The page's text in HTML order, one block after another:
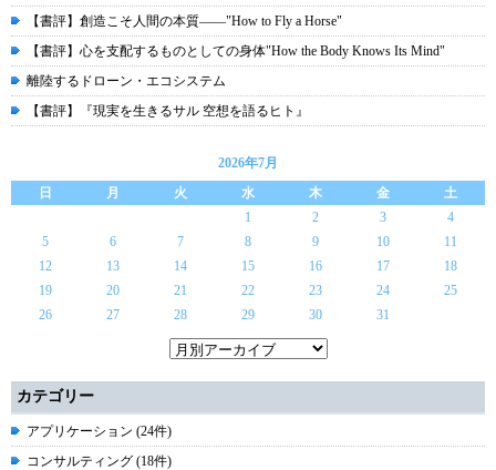
【書評】創造こそ人間の本質――"How to Fly a Horse"
【書評】心を支配するものとしての身体"How the Body Knows Its Mind"
離陸するドローン・エコシステム
【書評】『現実を生きるサル 空想を語るヒト』
2026年7月
日
月 火 水 木 金
土
1
2 3
4
5
6 7 8 9 10
11
12
13 14 15 16 17
18
19
20 21 22 23 24
25
26
27 28 29 30 31
カテゴリー
アプリケーション (24件)
コンサルティング (18件)